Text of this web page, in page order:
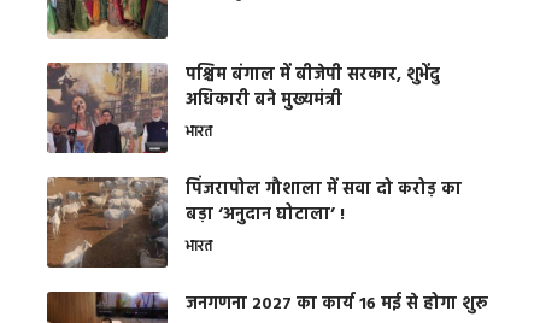
पश्चिम बंगाल में बीजेपी सरकार, शुभेंदु
अधिकारी बने मुख्यमंत्री
भारत
​पिंजरापोल गौशाला में सवा दो करोड़ का
बड़ा ‘अनुदान घोटाला’ !
भारत
जनगणना 2027 का कार्य 16 मई से होगा शुरू